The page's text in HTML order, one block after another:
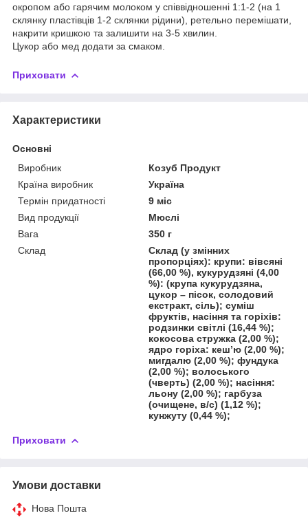
окропом або гарячим молоком у співвідношенні 1:1-2 (на 1
склянку пластівців 1-2 склянки рідини), ретельно перемішати,
накрити кришкою та залишити на 3-5 хвилин.
Цукор або мед додати за смаком.
Приховати
Характеристики
Основні
Виробник
Козуб Продукт
Країна виробник
Україна
Термін придатності
9 міс
Вид продукції
Мюслі
Вага
350 г
Склад
Склад (у змінних
пропорціях): крупи: вівсяні
(66,00 %), кукурудзяні (4,00
%): (крупа кукурудзяна,
цукор – пісок, солодовий
екстракт, сіль); суміш
фруктів, насіння та горіхів:
родзинки світлі (16,44 %);
кокосова стружка (2,00 %);
ядро горіха: кеш’ю (2,00 %);
мигдалю (2,00 %); фундука
(2,00 %); волоського
(чверть) (2,00 %); насіння:
льону (2,00 %); гарбуза
(очищене, в/с) (1,12 %);
кунжуту (0,44 %);
Приховати
Умови доставки
Нова Пошта